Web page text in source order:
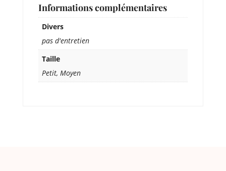
Informations complémentaires
Divers
pas d'entretien
Taille
Petit, Moyen